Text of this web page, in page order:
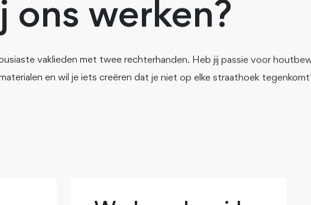
ons werken?
vaklieden met twee rechterhanden. Heb jij passie voor
en wil je iets creëren dat je niet op elke straathoek